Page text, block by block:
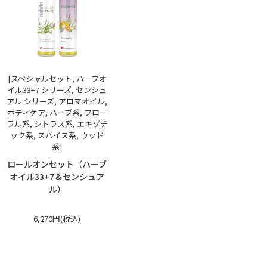
[スペシャルセット, ハーブオ
イル33+7 シリーズ, センシュ
アル シリーズ, アロマオイル,
ボディケア, ハーブ系, フロー
ラル系, シトラス系, エキゾチ
ック系, スパイス系, ウッド
系]
ロールオンセット（ハーブ
オイル33+7＆センシュア
ル）
6,270円(税込)